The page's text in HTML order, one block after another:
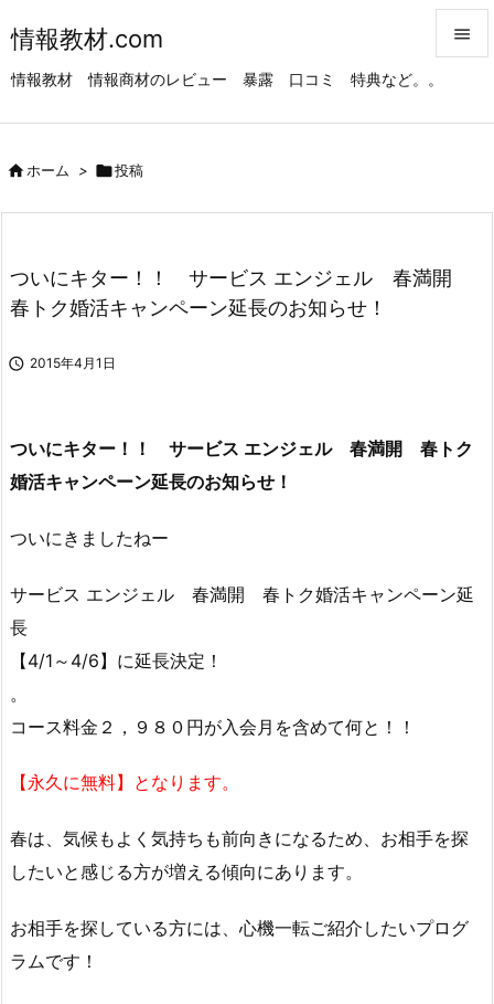
情報教材.com
情報教材 情報商材のレビュー 暴露 口コミ 特典など。。

前へ
次へ
ホーム > 投稿
ついにキター！！ サービス エンジェル 春満開
春トク婚活キャンペーン延長のお知らせ！
 2015年4月1日
ついにキター！！ サービス エンジェル 春満開 春トク
婚活キャンペーン延長のお知らせ！
ついにきましたねー
サービス エンジェル 春満開 春トク婚活キャンペーン延
長
【4/1～4/6】に延長決定！
。
コース料金２，９８０円が入会月を含めて何と！！
【永久に無料】となります。
春は、気候もよく気持ちも前向きになるため、お相手を探
したいと感じる方が増える傾向にあります。
お相手を探している方には、心機一転ご紹介したいプログ
ラムです！